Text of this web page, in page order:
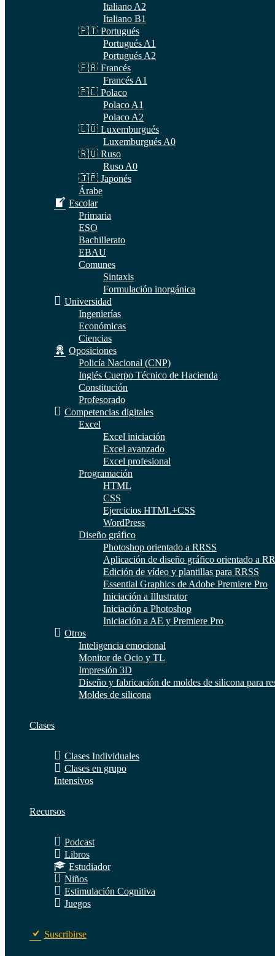
Italiano A2
Italiano B1
🇵🇹 Portugués
Portugués A1
Portugués A2
🇫🇷 Francés
Francés A1
🇵🇱 Polaco
Polaco A1
Polaco A2
🇱🇺 Luxemburgués
Luxemburgués A0
🇷🇺 Ruso
Ruso A0
🇯🇵 Japonés
Árabe
Escolar
Primaria
ESO
Bachillerato
EBAU
Comunes
Sintaxis
Formulación inorgánica
Universidad
Ingenierías
Económicas
Ciencias
Oposiciones
Policía Nacional (CNP)
Inglés Cuerpo Técnico de Hacienda
Constitución
Profesorado
Competencias digitales
Excel
Excel iniciación
Excel avanzado
Excel profesional
Programación
HTML
CSS
Ejercicios HTML+CSS
WordPress
Diseño gráfico
Photoshop orientado a RRSS
Aplicación de diseño gráfico orientado a
Edición de vídeo y plantillas para RRSS
Essential Graphics de Adobe Premiere Pro
Iniciación a Illustrator
Iniciación a Photoshop
Iniciación a AE y Premiere Pro
Otros
Inteligencia emocional
Monitor de Ocio y TL
Impresión 3D
Diseño y fabricación de moldes de silicona para
Moldes de silicona
Clases
Clases Individuales
Clases en grupo
Intensivos
Recursos
Podcast
Libros
Estudiador
Niños
Estimulación Cognitiva
Juegos
Suscribirse